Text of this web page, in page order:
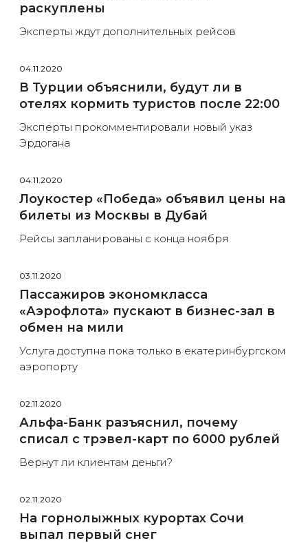
раскуплены
Эксперты ждут дополнительных рейсов
04.11.2020
В Турции объяснили, будут ли в
отелях кормить туристов после 22:00
Эксперты прокомментировали новый указ
Эрдогана
04.11.2020
Лоукостер «Победа» объявил цены на
билеты из Москвы в Дубай
Рейсы запланированы с конца ноября
03.11.2020
Пассажиров экономкласса
«Аэрофлота» пускают в бизнес-зал в
обмен на мили
Услуга доступна пока только в екатеринбургском
аэропорту
02.11.2020
Альфа-Банк разъяснил, почему
списал с трэвел-карт по 6000 рублей
Вернут ли клиентам деньги?
02.11.2020
На горнолыжных курортах Сочи
выпал первый снег